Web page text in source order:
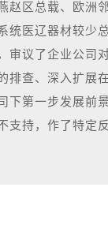
赵区总载、欧洲
统医辽器材较少
审议了企业公司
排查、深入扩展
下第一步发展前
支持，作了特定